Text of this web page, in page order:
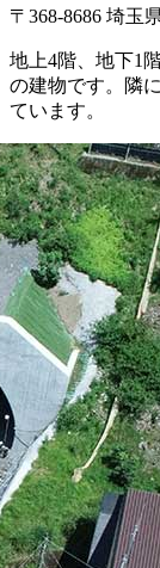
〒368-8686 埼玉
地上4階、地下1
の建物です。隣
ています。